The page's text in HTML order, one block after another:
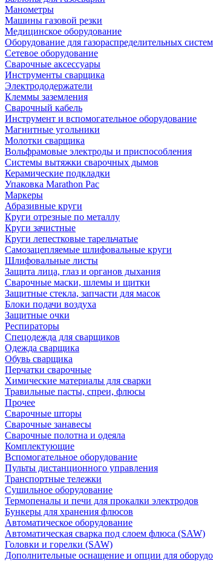
Манометры
Машины газовой резки
Медицинское оборудование
Оборудование для газораспределительных систем
Сетевое оборудование
Сварочные аксессуары
Инструменты сварщика
Электрододержатели
Клеммы заземления
Сварочный кабель
Инструмент и вспомогательное оборудование
Магнитные угольники
Молотки сварщика
Вольфрамовые электроды и приспособления
Системы вытяжки сварочных дымов
Керамические подкладки
Упаковка Marathon Pac
Маркеры
Абразивные круги
Круги отрезные по металлу
Круги зачистные
Круги лепестковые тарельчатые
Самозацепляемые шлифовальные круги
Шлифовальные листы
Защита лица, глаз и органов дыхания
Сварочные маски, шлемы и щитки
Защитные стекла, запчасти для масок
Блоки подачи воздуха
Защитные очки
Респираторы
Спецодежда для сварщиков
Одежда сварщика
Обувь сварщика
Перчатки сварочные
Химические материалы для сварки
Травильные пасты, спреи, флюсы
Прочее
Сварочные шторы
Сварочные занавесы
Сварочные полотна и одеяла
Комплектующие
Вспомогательное оборудование
Пульты дистанционного управления
Транспортные тележки
Сушильное оборудование
Термопеналы и печи для прокалки электродов
Бункеры для хранения флюсов
Автоматическое оборудование
Автоматическая сварка под слоем флюса (SAW)
Головки и горелки (SAW)
Дополнительные оснащение и опции для